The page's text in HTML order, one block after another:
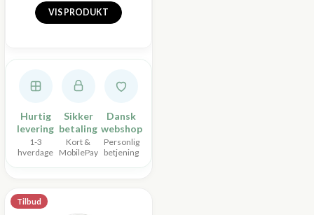
VIS PRODUKT
Hurtig
levering
1-3
hverdage
Sikker
betaling
Kort &
MobilePay
Dansk
webshop
Personlig
betjening
Tilbud